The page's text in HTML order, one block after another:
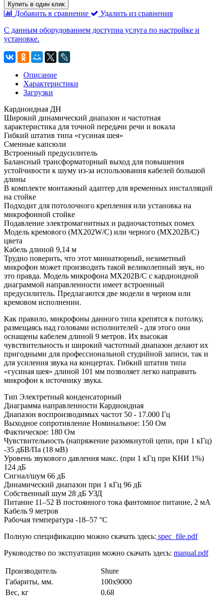
Купить в один клик
Добавить в сравнение
Удалить из сравнения
С данным оборудованием доступна услуга по настройке и
установке.
Описание
Характеристики
Загрузки
Кардиоидная ДН
Широкий динамический диапазон и частотная
характеристика для точной передачи речи и вокала
Гибкий штатив типа «гусиная шея»
Сменные капсюли
Встроенный предусилитель
Балансный трансформаторный выход для повышения
устойчивости к шуму из-за использования кабелей большой
длины
В комплекте монтажный адаптер для временных инсталляций
на стойке
Подходит для потолочного крепления или установка на
микрофонной стойке
Подавление электромагнитных и радиочастотных помех
Модель кремового (MX202W/C) или черного (MX202B/C)
цвета
Кабель длиной 9,14 м
Трудно поверить, что этот миниатюрный, незаметный
микрофон может производить такой великолепный звук, но
это правда. Модель микрофона MX202B/C с кардиоидной
диаграммой направленности имеет встроенный
предусилитель. Предлагаются две модели в черном или
кремовом исполнении.
Как правило, микрофоны данного типа крепятся к потолку,
размещаясь над головами исполнителей - для этого они
оснащены кабелем длиной 9 метров. Их высокая
чувствительность и широкий частотный диапазон делают их
пригодными для профессиональной студийной записи, так и
для усиления звука на концертах. Гибкий штатив типа
«гусиная шея» длиной 101 мм позволяет легко направить
микрофон к источнику звука.
Тип Электретный конденсаторный
Диаграмма направленности Кардиоидная
Диапазон воспроизводимых частот 50 - 17.000 Гц
Выходное сопротивление Номинальное: 150 Ом
Фактическое: 180 Ом
Чувствительность (напряжение разомкнутой цепи, при 1 кГц)
-35 дБВ/Па (18 мВ)
Уровень звукового давления макс. (при 1 кГц при КНИ 1%)
124 дБ
Сигнал/шум 66 дБ
Динамический диапазон при 1 кГц 96 дБ
Собственный шум 28 дБ УЗД
Питание 11–52 В постоянного тока фантомное питание, 2 мА
Кабель 9 метров
Рабочая температура -18–57 °C
Полную спецификацию можно скачать здесь: spec_file.pdf
Руководство по экспуатации можно скачать здесь: manual.pdf
Производитель
Shure
Габариты, мм.
100x9000
Вес, кг
0.68